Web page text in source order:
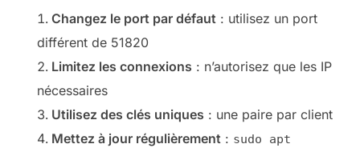
Changez le port par défaut : utilisez un port
différent de 51820
Limitez les connexions : n’autorisez que les IP
nécessaires
Utilisez des clés uniques : une paire par client
Mettez à jour régulièrement : sudo apt